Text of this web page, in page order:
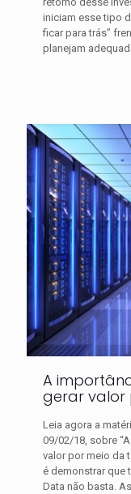
iniciam esse tipo
ficar para trás”
planejam
A
gerar valor
Leia agora a
09/02/18, sobre
valor por meio da
é demonstrar que
Data não basta.